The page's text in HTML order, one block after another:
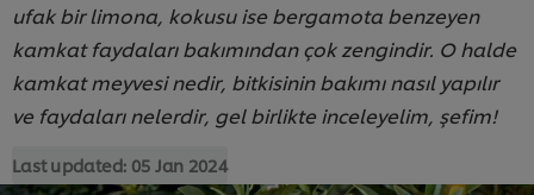
ufak bir limona, kokusu ise bergamota benzeyen
kamkat faydaları bakımından çok zengindir. O halde
kamkat meyvesi nedir, bitkisinin bakımı nasıl yapılır
ve faydaları nelerdir, gel birlikte inceleyelim, şefim!
Last updated: 05 Jan 2024